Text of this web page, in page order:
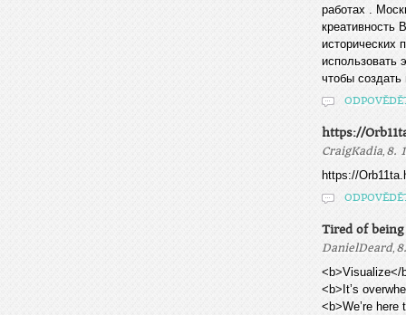
работах .
креативность
исторических
использовать
чтобы
https://
CraigKadia, 8.
https://
Tired of
DanielDeard,
<b>Visualize</
<b>It’s
<b>We’re